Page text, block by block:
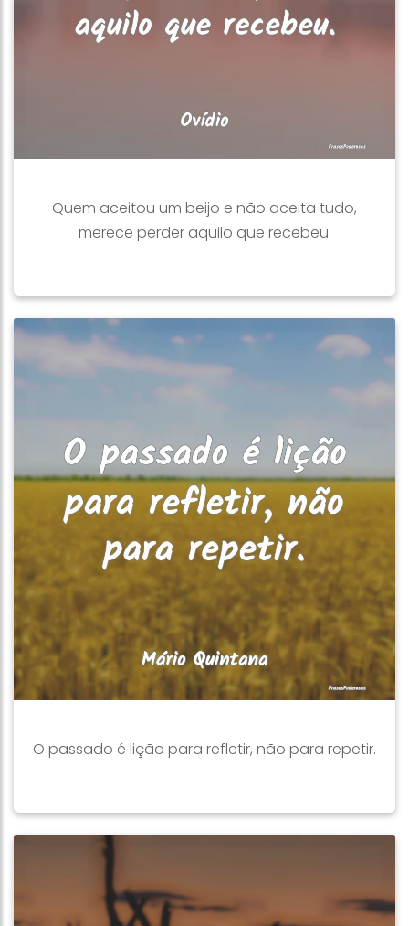
Quem aceitou um beijo e não aceita tudo,
merece perder aquilo que recebeu.
O passado é lição para refletir, não para repetir.